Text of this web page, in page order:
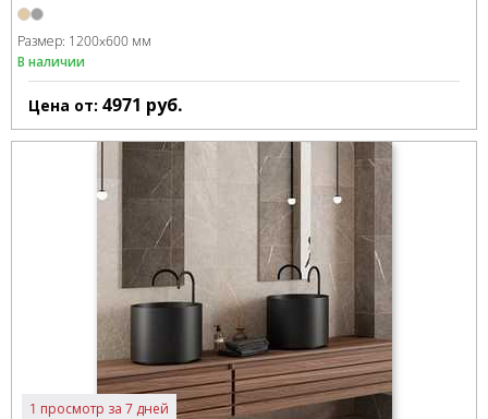
Размер: 1200x600 мм
В наличии
Цена от: 4971 руб.
1 просмотр за 7 дней